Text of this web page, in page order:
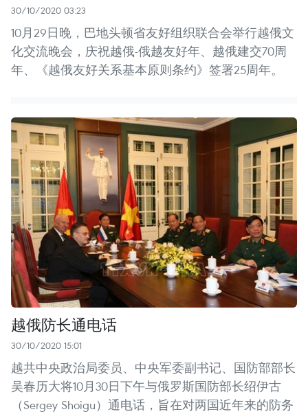
30/10/2020 03:23
10月29日晚，巴地头顿省友好组织联合会举行越俄文
化交流晚会，庆祝越俄-俄越友好年、越俄建交70周
年、《越俄友好关系基本原则条约》签署25周年。
越俄防长通电话
30/10/2020 15:01
越共中央政治局委员、中央军委副书记、国防部部长
吴春历大将10月30日下午与俄罗斯国防部长绍伊古
（Sergey Shoigu）通电话，旨在对两国近年来的防务